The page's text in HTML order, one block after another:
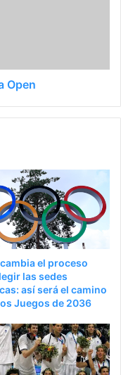
Open
cambia el proceso
las sedes
así será el camino
Juegos de 2036